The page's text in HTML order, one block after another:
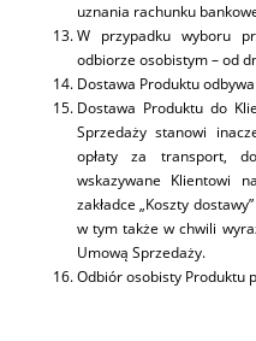
uznania rachunku
W przypadku wyboru
odbiorze osobistym – od
Dostawa Produktu
Dostawa Produktu do
Sprzedaży stanowi
opłaty za transport,
wskazywane Klientowi
zakładce „Koszty
w tym także w chwili
Umową Sprzedaży.
Odbiór osobisty Produktu